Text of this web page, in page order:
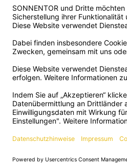
Unternehmen
Über uns
Karriere
Presse
Kooperationen
Impressum
Datenschutz
Barrierefreiheit
FAQ/
AGB